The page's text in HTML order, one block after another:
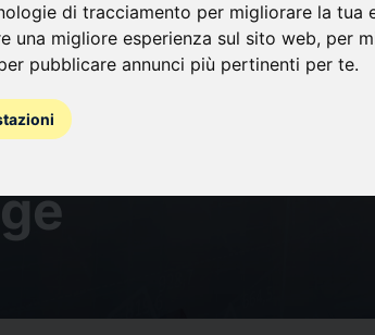
di tracciamento per migliorare la tua
una migliore esperienza sul sito web, per
pubblicare annunci più pertinenti per te.
des